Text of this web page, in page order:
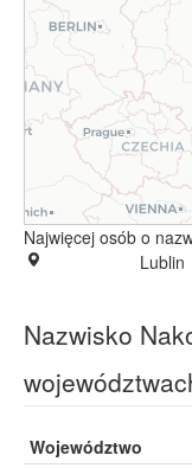
Najwięcej osób o
Lublin
Nazwisko
Województwo